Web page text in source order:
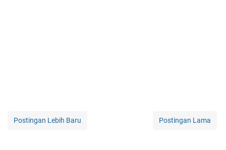
Postingan Lebih Baru Postingan Lama